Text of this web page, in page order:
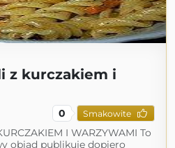
z kurczakiem i
0 Smakowite
I WARZYWAMI To
obiad publikuję dopiero